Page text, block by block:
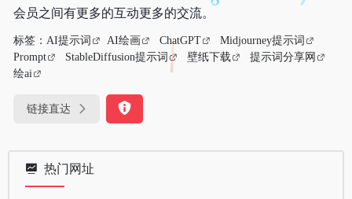
会员之间有更多的互动更多的交流。
标签： AI提示词 AI绘画 ChatGPT
Midjourney提示词
Prompt
StableDiffusion提示词 壁纸下载
提示词分享网
绘ai
链接直达
热门网址